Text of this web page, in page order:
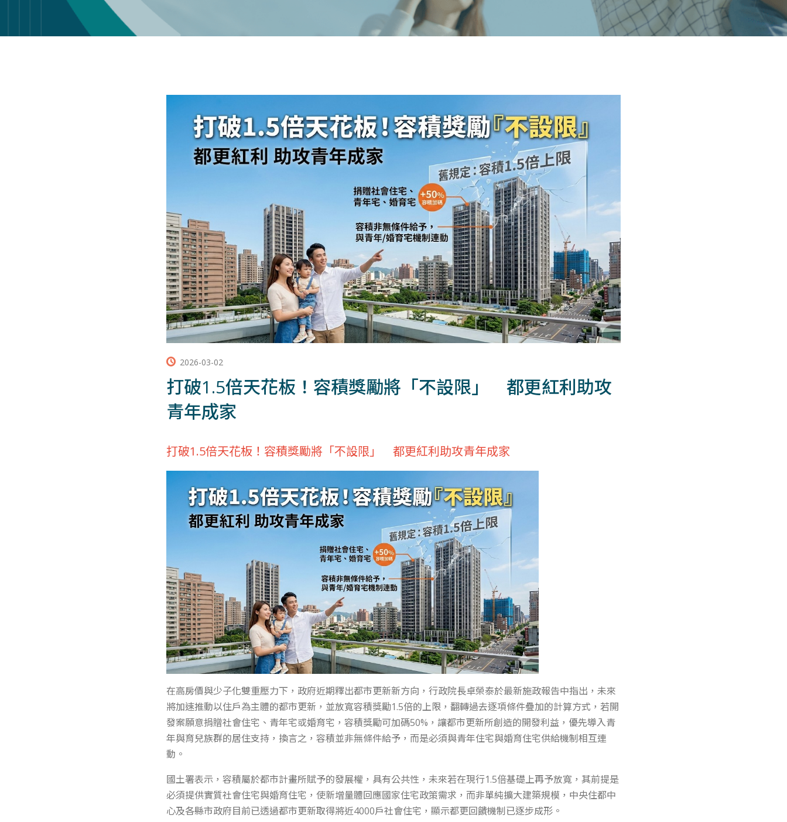
2026-03-02
打破1.5倍天花板！容積獎勵將「不設限」 都更紅利助攻
青年成家
打破1.5倍天花板！容積獎勵將「不設限」 都更紅利助攻青年成家
在高房價與少子化雙重壓力下，政府近期釋出都市更新新方向，行政院長卓榮泰於最新施政報告中指出，未來
將加速推動以住戶為主體的都市更新，並放寬容積獎勵1.5倍的上限，翻轉過去逐項條件疊加的計算方式，若開
發案願意捐贈社會住宅、青年宅或婚育宅，容積獎勵可加碼50%，讓都市更新所創造的開發利益，優先導入青
年與育兒族群的居住支持，換言之，容積並非無條件給予，而是必須與青年住宅與婚育住宅供給機制相互連
動。
國土署表示，容積屬於都市計畫所賦予的發展權，具有公共性，未來若在現行1.5倍基礎上再予放寬，其前提是
必須提供實質社會住宅與婚育住宅，使新增量體回應國家住宅政策需求，而非單純擴大建築規模，中央住都中
心及各縣市政府目前已透過都市更新取得將近4000戶社會住宅，顯示都更回饋機制已逐步成形。